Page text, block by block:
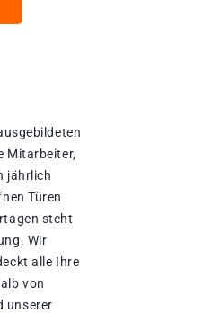
Mitarbeiter,
jährlich
Türen
steht
Wir
alle Ihre
von
unserer